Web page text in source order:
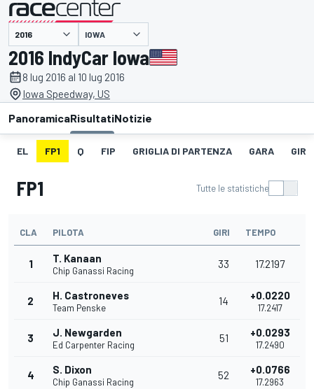
presentato da IOWA
2016 IndyCar Iowa
8 lug 2016 al 10 lug 2016
Iowa Speedway, US
PanoramicaRisultatiNotizie
EL FP1 Q FIP GRIGLIA DI PARTENZA GARA
FP1 Tutte le statistiche
CLA PILOTA GIRI TEMPO
1 T. Kanaan
Chip Ganassi Racing
33 17.2197
2 H. Castroneves
Team Penske
14 +0.0220
17.2417
3 J. Newgarden
Ed Carpenter Racing
51 +0.0293
17.2490
4 S. Dixon
Chip Ganassi Racing
52 +0.0766
17.2963